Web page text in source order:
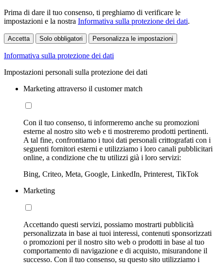
Prima di dare il tuo consenso, ti preghiamo di verificare le
impostazioni e la nostra Informativa sulla protezione dei dati.
Accetta Solo obbligatori Personalizza le impostazioni
Informativa sulla protezione dei dati
Impostazioni personali sulla protezione dei dati
Marketing attraverso il customer match
Con il tuo consenso, ti informeremo anche su promozioni
esterne al nostro sito web e ti mostreremo prodotti pertinenti.
A tal fine, confrontiamo i tuoi dati personali crittografati con i
seguenti fornitori esterni e utilizziamo i loro canali pubblicitari
online, a condizione che tu utilizzi già i loro servizi:
Bing, Criteo, Meta, Google, LinkedIn, Printerest, TikTok
Marketing
Accettando questi servizi, possiamo mostrarti pubblicità
personalizzata in base ai tuoi interessi, contenuti sponsorizzati
o promozioni per il nostro sito web o prodotti in base al tuo
comportamento di navigazione e di acquisto, misurandone il
successo. Con il tuo consenso, su questo sito utilizziamo i